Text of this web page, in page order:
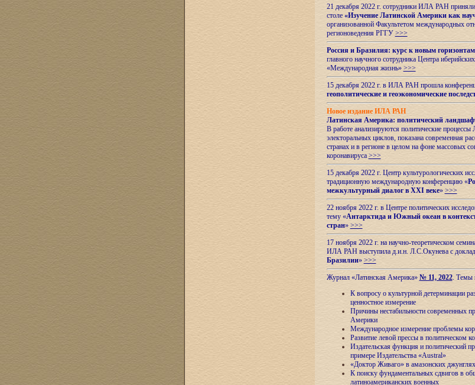
21 декабря 2022 г. сотрудники ИЛА РАН
столе «Изучение Латинской Америки как
организованной Факультетом международных
регионоведения РГГУ >>>
Россия и Бразилия: курс к новым
главного научного сотрудника Центра
«Международная жизнь» >>>
15 декабря 2022 г. в ИЛА РАН прошла
геополитические и геоэкономические
Новое издание ИЛА РАН
Латинская Америка: политический
В работе анализируются политические
электоральных циклов, показана современная
странах и в регионе в целом на фоне массовых
коронавируса >>>
15 декабря 2022 г. Центр культурологических
традиционную международную конференцию «
межкультурный диалог в XXI веке» >>>
22 ноября 2022 г. в Центре политических
тему «Антарктида и Южный океан в
стран» >>>
17 ноября 2022 г. на научно-теоретическом
ИЛА РАН выступила д.и.н. Л.С.Окунева с
Бразилии» >>>
Журнал «Латинская Америка» № 11, 2022. Темы
К вопросу о культурной детерминации
ценностное измерение
Причины нестабильности современных
Америки
Международное измерение проблемы
Развитие левой прессы в политическом
Издательская функция и политический
примере Издательства «Austral»
«Доктор Живаго» в амазонских джунглях
К поиску фундаментальных сдвигов в
латиноамериканских военных